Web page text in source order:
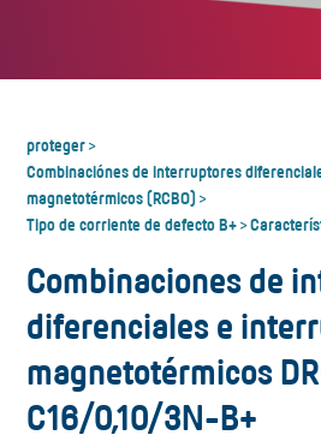
proteger>
Combinaciónes de interruptores
magnetotérmicos (RCBO) >
Tipo de corriente de defecto B+>
Combinaciones de
diferenciales e
magnetotérmicos
C16/0,10/3N-B+